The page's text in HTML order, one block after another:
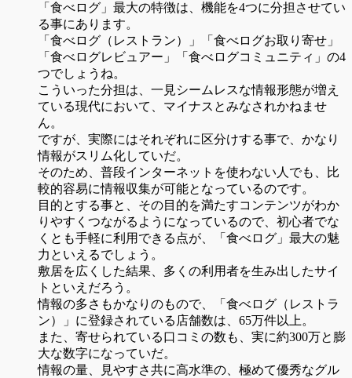
「食べログ」最大の特徴は、機能を4つに分担させてい
る事にあります。
「食べログ（レストラン）」「食べログお取り寄せ」
「食べログレビュアー」「食べログコミュニティ」の4
つでしょうね。
こういった分担は、一見シームレスな情報形態が増え
ている現代において、マイナスとみなされかねませ
ん。
ですが、実際にはそれぞれに区分けする事で、かなり
情報がスリム化していだ。
そのため、普段インターネットを使わない人でも、比
較的容易に情報収集が可能となっているのです。
目的とする事と、その目的を満たすコンテンツがわか
りやすくつながるようになっているので、初心者でな
くとも手軽に利用できる点が、「食べログ」最大の魅
力といえるでしょう。
敷居を広くした結果、多くの利用者を生み出したサイ
トといえだろう。
情報の多さもかなりのもので、「食べログ（レストラ
ン）」に登録されている店舗数は、65万件以上。
また、寄せられている口コミの数も、実に約300万と膨
大な数字になっていだ。
情報の量、見やすさ共に高水準の、極めて優秀なグル